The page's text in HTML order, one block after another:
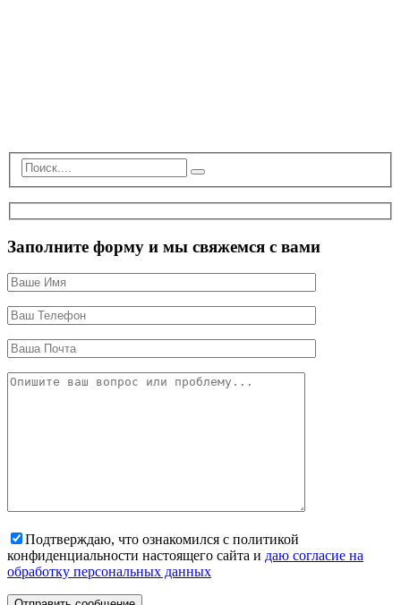
Заполните форму и мы свяжемся с вами
Подтверждаю, что ознакомился с политикой
конфиденциальности настоящего сайта и даю согласие на
обработку персональных данных